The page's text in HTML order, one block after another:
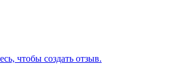
чтобы создать отзыв.